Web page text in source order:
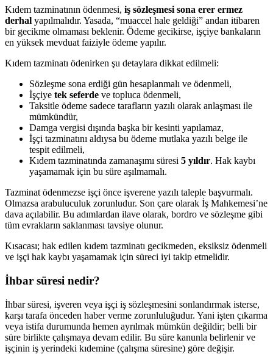
Kıdem tazminatının ödenmesi, iş sözleşmesi sona erer ermez
derhal yapılmalıdır. Yasada, “muaccel hale geldiği” andan itibaren
bir gecikme olmaması beklenir. Ödeme gecikirse, işçiye bankaların
en yüksek mevduat faiziyle ödeme yapılır.
Kıdem tazminatı ödenirken şu detaylara dikkat edilmeli:
Sözleşme sona erdiği gün hesaplanmalı ve ödenmeli,
İşçiye tek seferde ve topluca ödenmeli,
Taksitle ödeme sadece tarafların yazılı olarak anlaşması ile
mümkündür,
Damga vergisi dışında başka bir kesinti yapılamaz,
İşçi tazminatını aldıysa bu ödeme mutlaka yazılı belge ile
tespit edilmeli,
Kıdem tazminatında zamanaşımı süresi 5 yıldır. Hak kaybı
yaşamamak için bu süre aşılmamalı.
Tazminat ödenmezse işçi önce işverene yazılı taleple başvurmalı.
Olmazsa arabuluculuk zorunludur. Son çare olarak İş Mahkemesi’ne
dava açılabilir. Bu adımlardan ilave olarak, bordro ve sözleşme gibi
tüm evrakların saklanması tavsiye olunur.
Kısacası; hak edilen kıdem tazminatı gecikmeden, eksiksiz ödenmeli
ve işçi hak kaybı yaşamamak için süreci iyi takip etmelidir.
İhbar süresi nedir?
İhbar süresi, işveren veya işçi iş sözleşmesini sonlandırmak isterse,
karşı tarafa önceden haber verme zorunluluğudur. Yani işten çıkarma
veya istifa durumunda hemen ayrılmak mümkün değildir; belli bir
süre birlikte çalışmaya devam edilir. Bu süre kanunla belirlenir ve
işçinin iş yerindeki kıdemine (çalışma süresine) göre değişir.